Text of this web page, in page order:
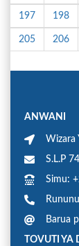
197 198
205 206
ANWANI
Wizara
S.L.P
Simu:
Barua
TOVUTI YA